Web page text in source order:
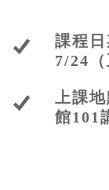
課程
7/24（
上課
館101